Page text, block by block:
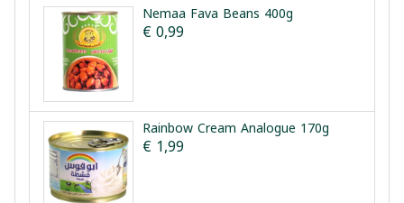
Nemaa Fava Beans 400g
€ 0,99
Rainbow Cream Analogue 170g
€ 1,99